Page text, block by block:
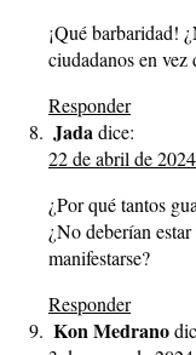
¡Qué barbaridad!
ciudadanos en vez
Responder
Jada dice:
22 de abril de
¿Por qué tantos
¿No deberían
manifestarse?
Responder
Kon Medrano